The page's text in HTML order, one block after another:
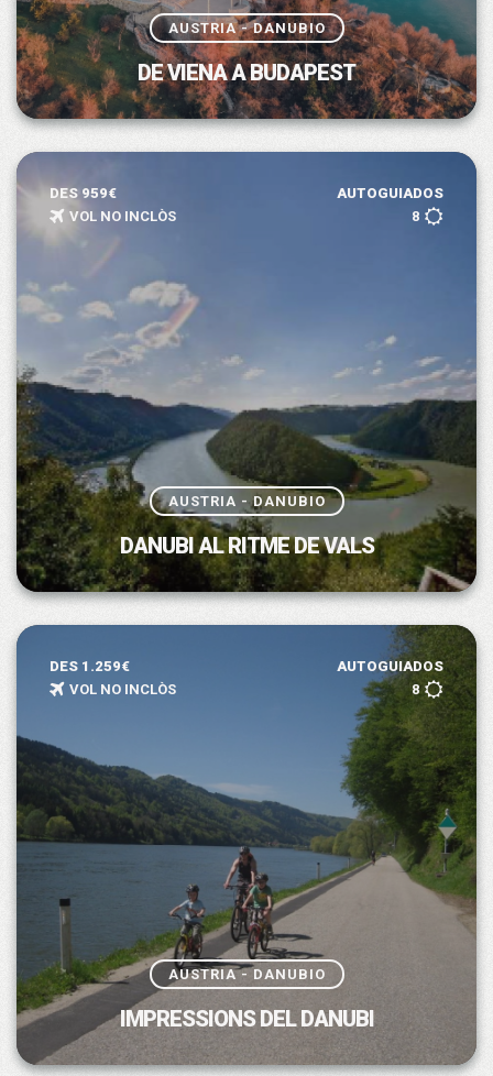
AUSTRIA - DANUBIO
DE VIENA A BUDAPEST
DES 959€
AUTOGUIADOS
VOL NO INCLÒS
8
AUSTRIA - DANUBIO
DANUBI AL RITME DE VALS
DES 1.259€
AUTOGUIADOS
VOL NO INCLÒS
8
AUSTRIA - DANUBIO
IMPRESSIONS DEL DANUBI